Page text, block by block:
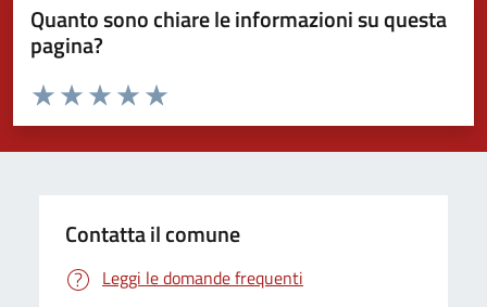
Quanto sono chiare le informazioni su questa
pagina?
Valuta da 1 a 5 stelle la pagina
Valuta 5 stelle su 5
Valuta 4 stelle su 5
Valuta 3 stelle su 5
Valuta 2 stelle su 5
Valuta 1 stelle su 5
Contatta il comune
Leggi le domande frequenti